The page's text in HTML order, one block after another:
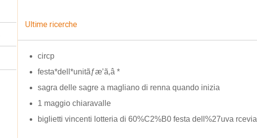
Ultime ricerche
circp
festa*dell*unitãƒæ’ã‚â *
sagra delle sagre a magliano di renna quando inizia
1 maggio chiaravalle
biglietti vincenti lotteria di 60%C2%B0 festa dell%27uva rcevia